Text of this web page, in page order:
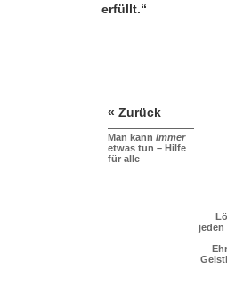
erfüllt.“
« Zurück
Man kann immer
etwas tun – Hilfe
für alle
jeden